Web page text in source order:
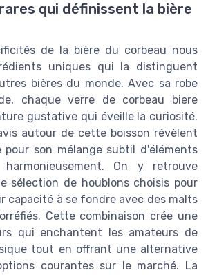
qui définissent la bière
de la bière du corbeau nous
uniques qui la distinguent
bières du monde. Avec sa robe
chaque verre de corbeau biere
gustative qui éveille la curiosité.
autour de cette boisson révèlent
pour son mélange subtil d'éléments
On y retrouve
sélection de houblons choisis pour
capacité à se fondre avec des malts
Cette combinaison crée une
qui enchantent les amateurs de
tout en offrant une alternative
courantes sur le marché. La